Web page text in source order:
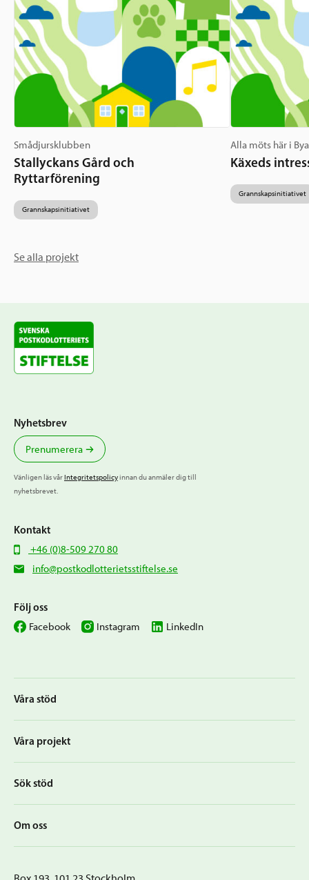
Smådjursklubben
Stallyckans Gård och
Ryttarförening
Grannskapsinitiativet
Alla möts här i
Käxeds
Grannskapsinitiativet
Se alla projekt
Våra stöd
Våra projekt
Sök stöd
Om oss
Nyhetsbrev
Prenumerera
Vänligen läs vårIntegritetspolicyinnan du anmäler dig till
nyhetsbrevet.
Kontakt
+46 (0)8-509 270 80
info@postkodlotterietsstiftelse.se
Följ oss
Facebook Instagram LinkedIn